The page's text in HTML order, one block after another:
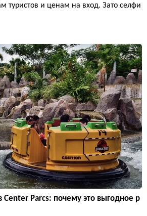
туристов и ценам на вход. Зато селфи
Parcs: почему это выгодное р